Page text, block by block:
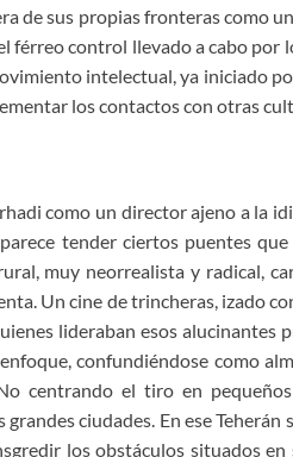
de sus propias fronteras como
férreo control llevado a cabo por
intelectual, ya iniciado
los contactos con otras
como un director ajeno a la
tender ciertos puentes
muy neorrealista y radical,
Un cine de trincheras, izado
lideraban esos alucinantes
confundiéndose como
centrando el tiro en
ciudades. En ese
los obstáculos situados